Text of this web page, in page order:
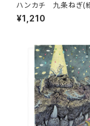
ハンカチ 九条ねぎ(
¥1,210